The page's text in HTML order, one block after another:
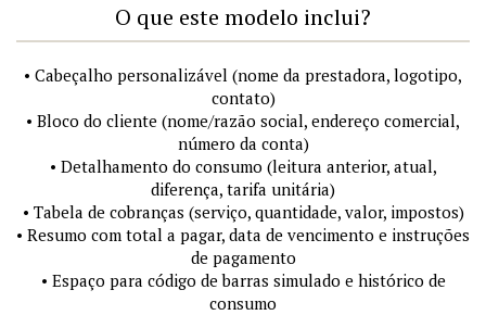
O que este modelo inclui?
• Cabeçalho personalizável (nome da prestadora, logotipo,
contato)
• Bloco do cliente (nome/razão social, endereço comercial,
número da conta)
• Detalhamento do consumo (leitura anterior, atual,
diferença, tarifa unitária)
• Tabela de cobranças (serviço, quantidade, valor, impostos)
• Resumo com total a pagar, data de vencimento e instruções
de pagamento
• Espaço para código de barras simulado e histórico de
consumo